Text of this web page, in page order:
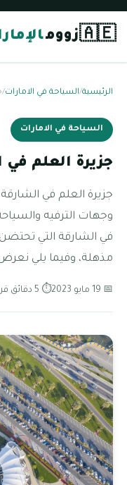
🇦🇪زووم
الرئيسية/السياحة في الامارات/
السياحة في الامارات
جزيرة العلم في
جزيرة العلم في
وجهات الترفيه
في الشارقة التي
مذهلة، وفيما يلي
📅 19 مايو 2023 ⏱ 5 دقائق قراءة